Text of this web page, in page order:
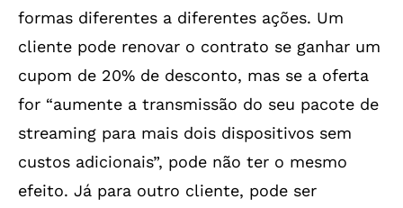
formas diferentes a diferentes ações. Um
cliente pode renovar o contrato se ganhar um
cupom de 20% de desconto, mas se a oferta
for “aumente a transmissão do seu pacote de
streaming para mais dois dispositivos sem
custos adicionais”, pode não ter o mesmo
efeito. Já para outro cliente, pode ser